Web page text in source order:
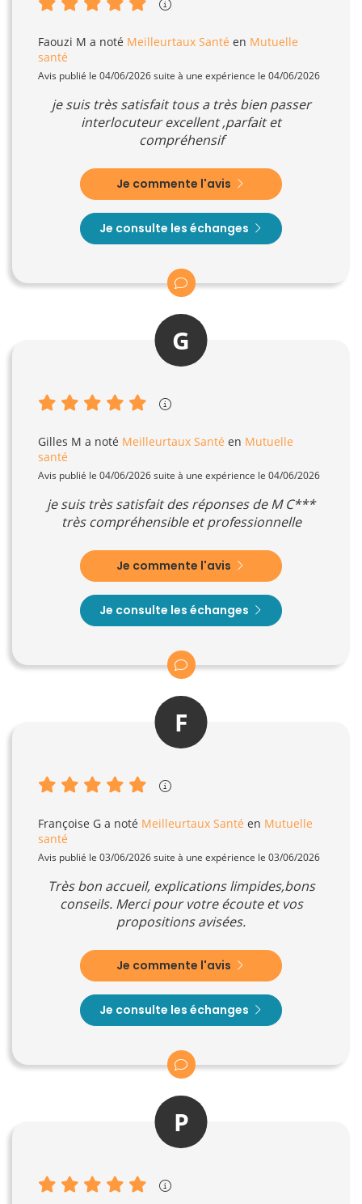
Faouzi M a noté Meilleurtaux Santé en Mutuelle
santé
Avis publié le 04/06/2026 suite à une expérience le 04/06/2026
je suis très satisfait tous a très bien passer
interlocuteur excellent ,parfait et
compréhensif
Je commente l'avis
Je consulte les échanges
G
Gilles M a noté Meilleurtaux Santé en Mutuelle
santé
Avis publié le 04/06/2026 suite à une expérience le 04/06/2026
je suis très satisfait des réponses de M C***
très compréhensible et professionnelle
Je commente l'avis
Je consulte les échanges
F
Françoise G a noté Meilleurtaux Santé en Mutuelle
santé
Avis publié le 03/06/2026 suite à une expérience le 03/06/2026
Très bon accueil, explications limpides,bons
conseils. Merci pour votre écoute et vos
propositions avisées.
Je commente l'avis
Je consulte les échanges
P